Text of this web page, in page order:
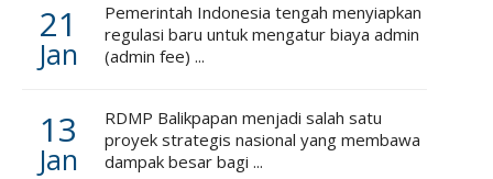
21
Jan
Pemerintah Indonesia tengah menyiapkan
regulasi baru untuk mengatur biaya admin
(admin fee) ...
13
Jan
RDMP Balikpapan menjadi salah satu
proyek strategis nasional yang membawa
dampak besar bagi ...